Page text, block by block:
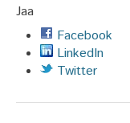
Jaa
Facebook
LinkedIn
Twitter